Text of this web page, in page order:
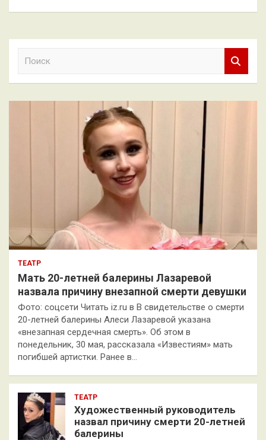
к
ТЕАТР
Мать 20-летней балерины Лазаревой
назвала причину внезапной смерти девушки
Фото: соцсети Читать iz.ru в В свидетельстве о смерти
20-летней балерины Алеси Лазаревой указана
«внезапная сердечная смерть». Об этом в
понедельник, 30 мая, рассказала «Известиям» мать
погибшей артистки. Ранее в…
ТЕАТР
Художественный руководитель
назвал причину смерти 20-летней
балерины